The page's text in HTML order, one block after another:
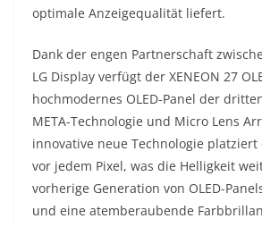
optimale Anzeigequalität liefert.
Dank der engen Partnerschaft
LG Display verfügt der XENEON 27
hochmodernes OLED-Panel der
META-Technologie und Micro Lens
innovative neue Technologie platziert
vor jedem Pixel, was die Helligkeit
vorherige Generation von OLED-
und eine atemberaubende